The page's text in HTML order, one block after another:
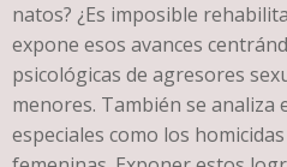
natos? ¿Es imposible
expone esos avances
psicológicas de agresores
menores. También se analiza
especiales como los